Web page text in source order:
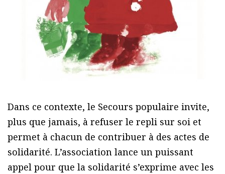
Dans ce contexte, le Secours populaire invite,
plus que jamais, à refuser le repli sur soi et
permet à chacun de contribuer à des actes de
solidarité. L’association lance un puissant
appel pour que la solidarité s’exprime avec les